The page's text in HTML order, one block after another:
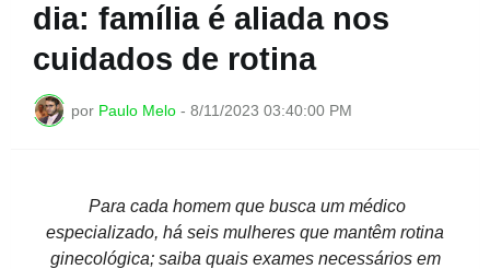
dia: família é aliada nos
cuidados de rotina
por Paulo Melo - 8/11/2023 03:40:00 PM
Para cada homem que busca um médico
especializado, há seis mulheres que mantêm rotina
ginecológica; saiba quais exames necessários em